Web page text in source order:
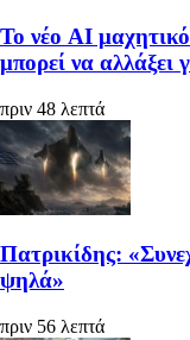
Το νέο AI
μπορεί να αλλάξει
πριν 48 λεπτά
Πατρικίδης:
ψηλά»
πριν 56 λεπτά